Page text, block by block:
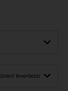
direct leverbaar